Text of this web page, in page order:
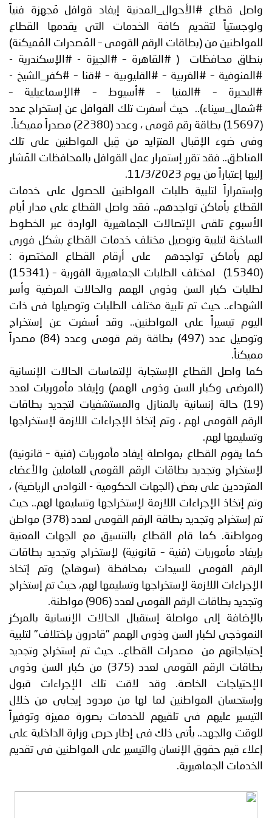
واصل قطاع #الأحوال_المدنية إيفاد قوافل مُجهزة فنياً
ولوجستياً لتقديم كافة الخدمات التى يقدمها القطاع
للمواطنين من (بطاقات الرقم القومى – المُصدرات المُميكنة)
بنطاق محافظات ( #القاهرة – #الجيزة - #الإسكندرية -
#المنوفية – #الغربية – #القليوبية – #قنا – #كفر_الشيخ -
#البحيرة – #المنيا – #أسيوط – #الإسماعيلية –
#شمال_سيناء).. حيث أسفرت تلك القوافل عن إستخراج عدد
(15697) بطاقة رقم قومى ، وعدد (22380) مصدراً مميكناً.
وفى ضوء الإقبال المتزايد من قِبل المواطنين على تلك
المناطق.. فقد تقرر إستمرار عمل القوافل بالمحافظات المُشار
إليها إعتباراً من يوم 11/3/2023.
وإستمراراً لتلبية طلبات المواطنين للحصول على خدمات
القطاع بأماكن تواجدهم.. فقد واصل القطاع على مدار أيام
الأسبوع تلقى الإتصالات الجماهيرية الواردة عبر الخطوط
الساخنة لتلبية وتوصيل مختلف خدمات القطاع بشكل فورى
لهم بأماكن تواجدهم على أرقام القطاع المختصرة :
(15340) لمختلف الطلبات الجماهيرية الفورية – (15341)
لطلبات كبار السن وذوى الهمم والحالات المرضية وأسر
الشهداء.. حيث تم تلبية مختلف الطلبات وتوصيلها فى ذات
اليوم تيسيراً على المواطنين.. وقد أسفرت عن إستخراج
وتوصيل عدد (497) بطاقة رقم قومى وعدد (84) مصدراً
مميكناً.
كما واصل القطاع الإستجابة لإلتماسات الحالات الإنسانية
(المرضى وكبار السن وذوى الهمم) وإيفاد مأموريات لعدد
(19) حالة إنسانية بالمنازل والمستشفيات لتجديد بطاقات
الرقم القومى لهم ، وتم إتخاذ الإجراءات اللازمة لإستخراجها
وتسليمها لهم.
كما يقوم القطاع بمواصلة إيفاد مأموريات (فنية – قانونية)
لإستخراج وتجديد بطاقات الرقم القومى للعاملين والأعضاء
المترددين على بعض (الجهات الحكومية - النوادى الرياضية) ،
وتم إتخاذ الإجراءات اللازمة لإستخراجها وتسليمها لهم.. حيث
تم إستخراج وتجديد بطاقة الرقم القومى لعدد (378) مواطن
ومواطنة. كما قام القطاع بالتنسيق مع الجهات المعنية
بإيفاد مأموريات (فنية – قانونية) لإستخراج وتجديد بطاقات
الرقم القومى للسيدات بمحافظة (سوهاج) وتم إتخاذ
الإجراءات اللازمة لإستخراجها وتسليمها لهم، حيث تم إستخراج
وتجديد بطاقات الرقم القومى لعدد (906) مواطنة.
بالإضافة إلى مواصلة إستقبال الحالات الإنسانية بالمركز
النموذجى لكبار السن وذوى الهمم "قادرون بإختلاف" لتلبية
إحتياجاتهم من مصدرات القطاع.. حيث تم إستخراج وتجديد
بطاقات الرقم القومى لعدد (375) من كبار السن وذوى
الإحتياجات الخاصة. وقد لاقت تلك الإجراءات قبول
وإستحسان المواطنين لما لها من مردود إيجابى من خلال
التيسير عليهم فى تلقيهم للخدمات بصورة مميزة وتوفيراً
للوقت والجهد.. يأتى ذلك فى إطار حرص وزارة الداخلية على
إعلاء قيم حقوق الإنسان والتيسير على المواطنين فى تقديم
الخدمات الجماهيرية.